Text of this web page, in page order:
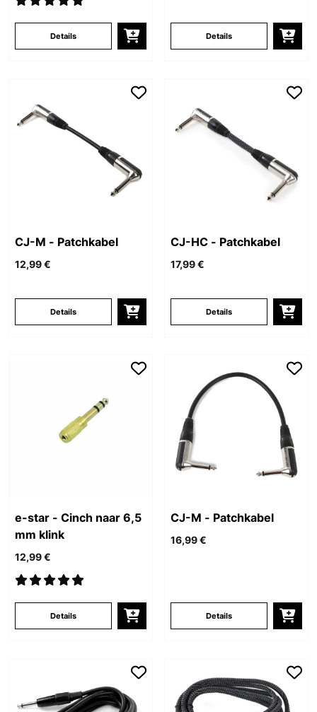
Details Details
CJ-M - Patchkabel
12,99 €
Details
CJ-HC - Patchkabel
17,99 €
Details
e-star - Cinch naar 6,5
mm klink
12,99 €
Details
CJ-M - Patchkabel
16,99 €
Details